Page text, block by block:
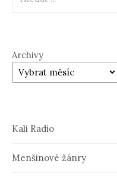
Archivy
Kali Radio
Menšinové žánry